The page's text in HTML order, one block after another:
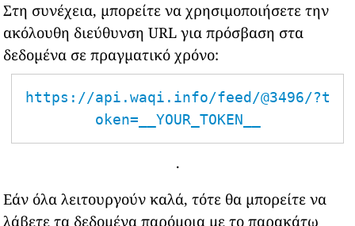
Στη συνέχεια, μπορείτε να χρησιμοποιήσετε την
ακόλουθη διεύθυνση URL για πρόσβαση στα
δεδομένα σε πραγματικό χρόνο:
https://api.waqi.info/feed/@3496/?t
oken=__YOUR_TOKEN__
.
Εάν όλα λειτουργούν καλά, τότε θα μπορείτε να
λάβετε τα δεδομένα παρόμοια με το παρακάτω